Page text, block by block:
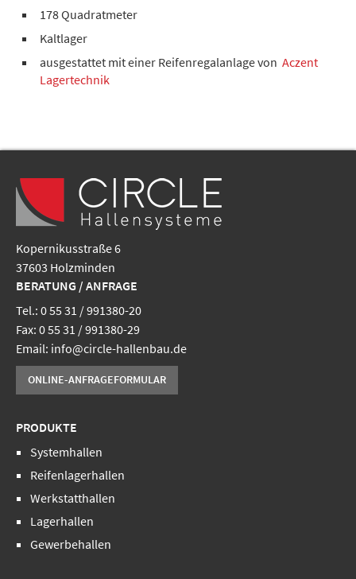
178 Quadratmeter
Kaltlager
ausgestattet mit einer Reifenregalanlage von Aczent
Lagertechnik
Kopernikusstraße 6
37603 Holzminden
PRODUKTE
Systemhallen
Reifenlagerhallen
Werkstatthallen
Lagerhallen
Gewerbehallen
BERATUNG / ANFRAGE
Tel.: 0 55 31 / 991380-20
Fax: 0 55 31 / 991380-29
Email: info@circle-hallenbau.de
ONLINE-ANFRAGEFORMULAR